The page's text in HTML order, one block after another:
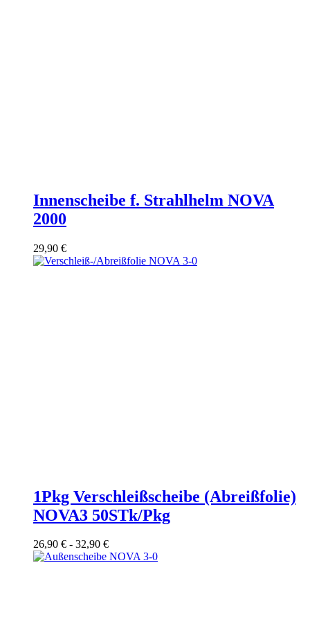
Innenscheibe f. Strahlhelm NOVA
2000
29,90 €
1Pkg Verschleißscheibe (Abreißfolie)
NOVA3 50STk/Pkg
26,90 € - 32,90 €